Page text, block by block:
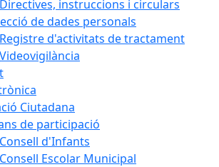
Directives, instruccions i circulars
de dades personals
Registre d'activitats de tractament
Videovigilància
Ciutadana
de participació
Consell d'Infants
Consell Escolar Municipal